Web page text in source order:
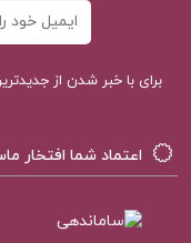
دانلود پی دی اف
برای با خبر شدن از
اعتماد شما افتخار